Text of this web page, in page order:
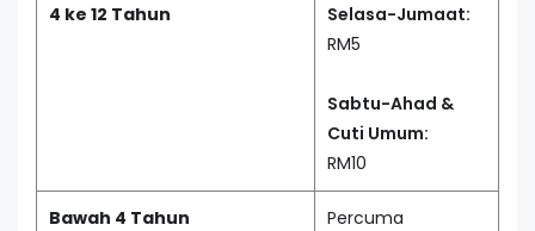
4 ke 12 Tahun
Selasa-Jumaat:
RM5
Sabtu-Ahad &
Cuti Umum:
RM10
Bawah 4 Tahun Percuma